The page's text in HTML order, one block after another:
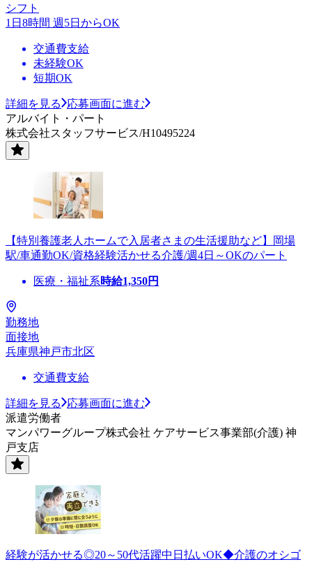
シフト
1日8時間 週5日からOK
交通費支給
未経験OK
短期OK
詳細を見る
応募画面に進む
アルバイト・パート
株式会社スタッフサービス/H10495224
【特別養護老人ホームで入居者さまの生活援助など】岡場
駅/車通勤OK/資格経験活かせる介護/週4日～OKのパート
医療・福祉系時給1,350円
勤務地
面接地
兵庫県神戸市北区
交通費支給
詳細を見る
応募画面に進む
派遣労働者
マンパワーグループ株式会社 ケアサービス事業部(介護) 神
戸支店
経験が活かせる◎20～50代活躍中日払いOK◆介護のオシゴ